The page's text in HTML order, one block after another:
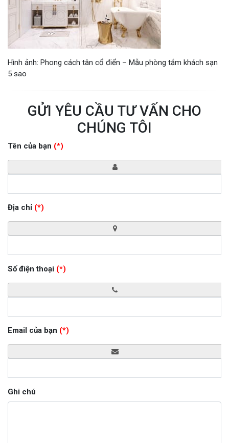
Hình ảnh: Phong cách tân cổ điển – Mẫu phòng tắm khách sạn
5 sao
GỬI YÊU CẦU TƯ VẤN CHO
CHÚNG TÔI
Tên của bạn (*)
Địa chỉ (*)
Số điện thoại (*)
Email của bạn (*)
Ghi chú